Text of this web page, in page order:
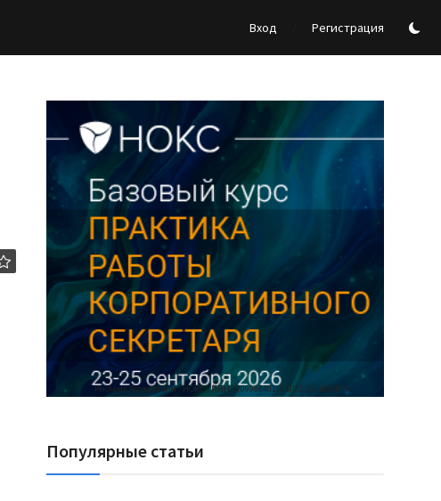
Вход Регистрация
Реклама Ассоциации "НОКС", ИНН 7709980401, ERID:2SDnjdY5NTb
Популярные статьи